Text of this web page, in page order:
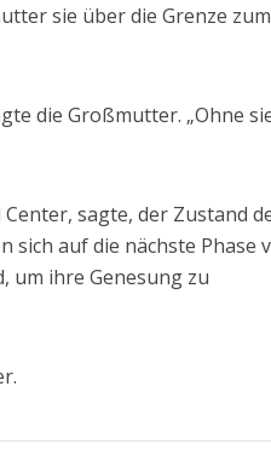
sie über die Grenze
die Großmutter. „Ohne
sagte, der Zustand
sich auf die nächste Phase
um ihre Genesung zu